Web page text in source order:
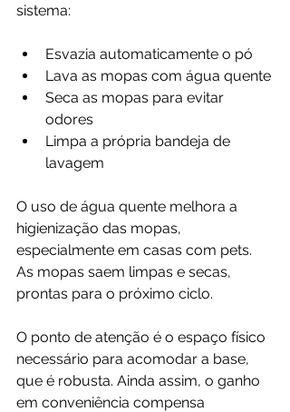
sistema:
Esvazia automaticamente o pó
Lava as mopas com água quente
Seca as mopas para evitar
odores
Limpa a própria bandeja de
lavagem
O uso de água quente melhora a
higienização das mopas,
especialmente em casas com pets.
As mopas saem limpas e secas,
prontas para o próximo ciclo.
O ponto de atenção é o espaço físico
necessário para acomodar a base,
que é robusta. Ainda assim, o ganho
em conveniência compensa